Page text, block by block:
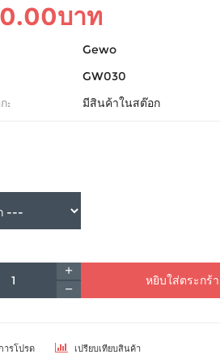
บาท
Gewo
GW030
:
มีสินค้าในสต๊อก
หยิบใส่ตระกร้า
ารโปรด เปรียบเทียบสินค้า